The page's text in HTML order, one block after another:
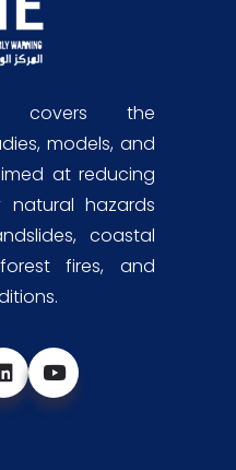
covers the
models, and
at reducing
hazards
coastal
fires, and